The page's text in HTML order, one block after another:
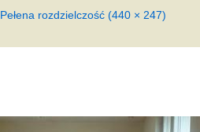
Pełena rozdzielczość (440 × 247)